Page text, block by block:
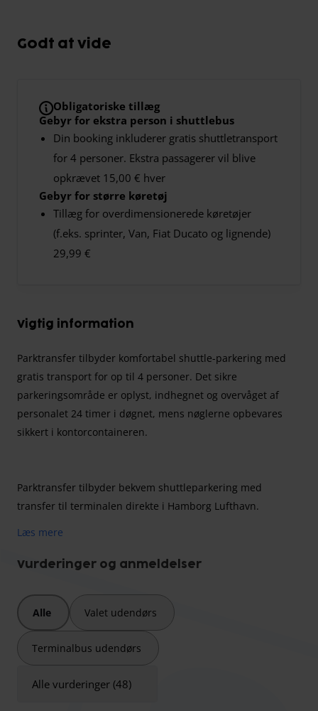
Godt at vide
Obligatoriske tillæg
Gebyr for ekstra person i shuttlebus
Din booking inkluderer gratis shuttletransport
for 4 personer. Ekstra passagerer vil blive
opkrævet 15,00 € hver
Gebyr for større køretøj
Tillæg for overdimensionerede køretøjer
(f.eks. sprinter, Van, Fiat Ducato og lignende)
29,99 €
Vigtig information
Parktransfer tilbyder komfortabel shuttle-parkering med
gratis transport for op til 4 personer. Det sikre
parkeringsområde er oplyst, indhegnet og overvåget af
personalet 24 timer i døgnet, mens nøglerne opbevares
sikkert i kontorcontaineren.
Parktransfer tilbyder bekvem shuttleparkering med
transfer til terminalen direkte i Hamborg Lufthavn.
Der er egnede parkeringspladser til rådighed for køretøjer
køretøjer kan indkvarteres mod et ekstra gebyr. Et
venteværelse fuldender tilbuddet.
Læs mere
Vurderinger og anmeldelser
Alle Valet udendørs
Terminalbus udendørs
Alle vurderinger (48)